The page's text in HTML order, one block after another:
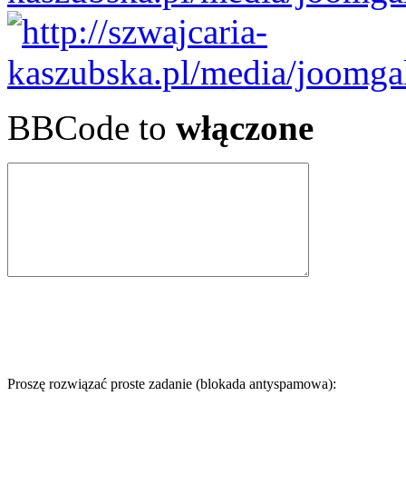
BBCode to włączone
Proszę rozwiązać proste zadanie (blokada antyspamowa):